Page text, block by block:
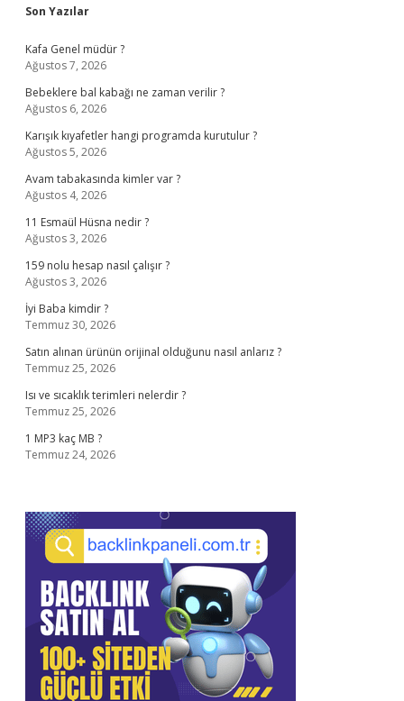
Sidebar
Son Yazılar
Kafa Genel müdür ?
Ağustos 7, 2026
Bebeklere bal kabağı ne zaman verilir ?
Ağustos 6, 2026
Karışık kıyafetler hangi programda kurutulur ?
Ağustos 5, 2026
Avam tabakasında kimler var ?
Ağustos 4, 2026
11 Esmaül Hüsna nedir ?
Ağustos 3, 2026
159 nolu hesap nasıl çalışır ?
Ağustos 3, 2026
İyi Baba kimdir ?
Temmuz 30, 2026
Satın alınan ürünün orijinal olduğunu nasıl anlarız ?
Temmuz 25, 2026
Isı ve sıcaklık terimleri nelerdir ?
Temmuz 25, 2026
1 MP3 kaç MB ?
Temmuz 24, 2026